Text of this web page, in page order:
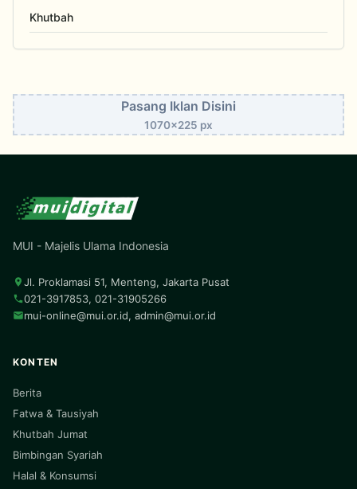
Khutbah
Pasang Iklan Disini
1070x225 px
MUI - Majelis Ulama Indonesia
Jl. Proklamasi 51, Menteng, Jakarta Pusat
021-3917853, 021-31905266
mui-online@mui.or.id, admin@mui.or.id
KONTEN
Berita
Fatwa & Tausiyah
Khutbah Jumat
Bimbingan Syariah
Halal & Konsumsi